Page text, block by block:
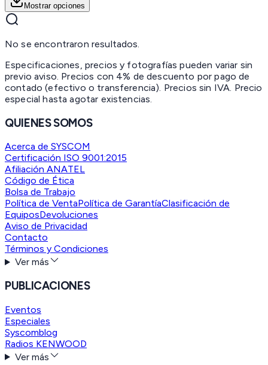
Mostrar opciones
No se encontraron resultados.
Especificaciones, precios y fotografías pueden variar sin
previo aviso. Precios con 4% de descuento por pago de
contado (efectivo o transferencia). Precios sin IVA. Precio
especial hasta agotar existencias.
QUIENES SOMOS
Acerca de SYSCOM
Certificación ISO 9001:2015
Afiliación ANATEL
Código de Ética
Bolsa de Trabajo
Política de VentaPolítica de GarantíaClasificación de
EquiposDevoluciones
Aviso de Privacidad
Contacto
Términos y Condiciones
Ver más
PUBLICACIONES
Eventos
Especiales
Syscomblog
Radios KENWOOD
Ver más